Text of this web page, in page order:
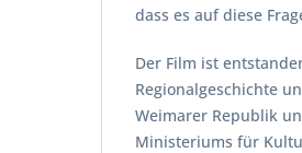
dass es auf diese
Der Film ist
Regionalgeschichte
Weimarer Republik
Ministeriums für